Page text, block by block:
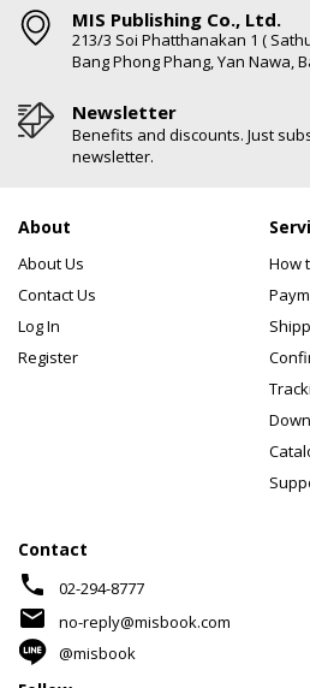
MIS Publishing Co., Ltd.
213/3 Soi Phatthanakan 1 (
Bang Phong Phang, Yan Nawa,
Newsletter
Benefits and discounts. Just
newsletter.
About
About Us
Contact Us
Log In
Register
How
Contact
phone 02-294-8777
mail
no-reply@misbook.com
@misbook